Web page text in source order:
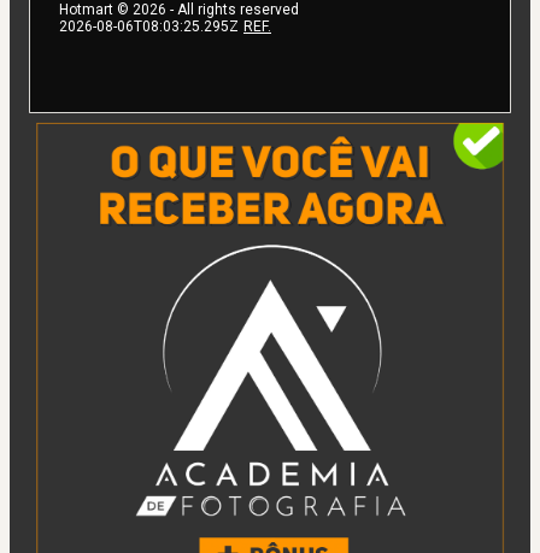
Hotmart © 2026 - All rights reserved
2026-08-06T08:03:25.295Z REF.